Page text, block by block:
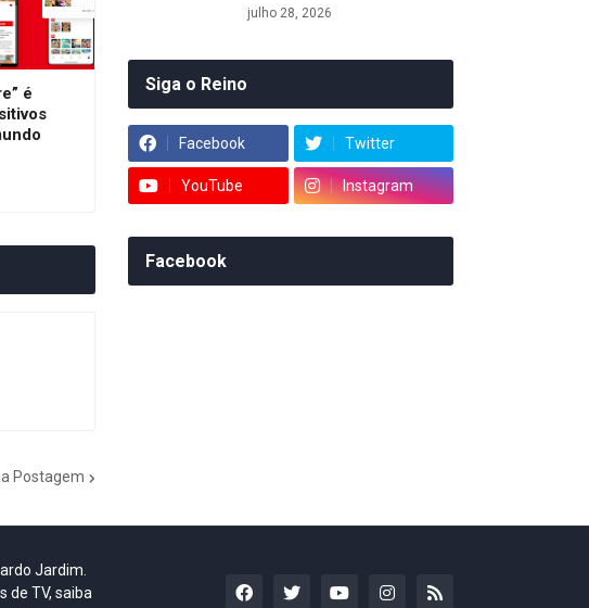
é
Postagem
julho 28, 2026
Siga o Reino
Facebook Twitter
YouTube Instagram
Facebook
Jardim.
de TV, saiba